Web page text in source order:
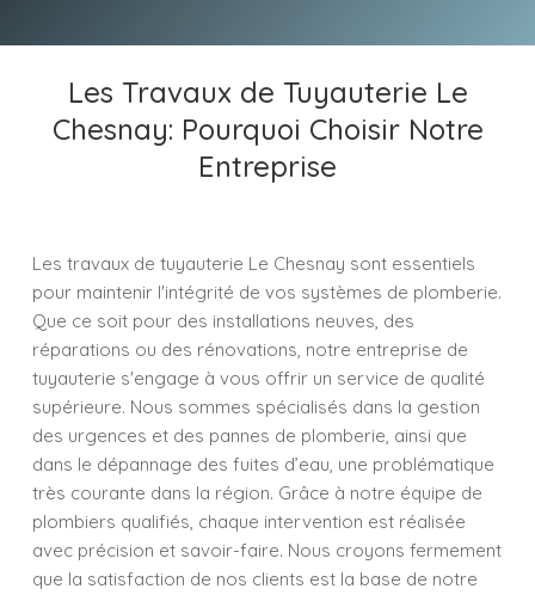
Les Travaux de Tuyauterie Le
Chesnay: Pourquoi Choisir Notre
Entreprise
Les travaux de tuyauterie Le Chesnay sont essentiels
pour maintenir l'intégrité de vos systèmes de plomberie.
Que ce soit pour des installations neuves, des
réparations ou des rénovations, notre entreprise de
tuyauterie s'engage à vous offrir un service de qualité
supérieure. Nous sommes spécialisés dans la gestion
des urgences et des pannes de plomberie, ainsi que
dans le dépannage des fuites d’eau, une problématique
très courante dans la région. Grâce à notre équipe de
plombiers qualifiés, chaque intervention est réalisée
avec précision et savoir-faire. Nous croyons fermement
que la satisfaction de nos clients est la base de notre